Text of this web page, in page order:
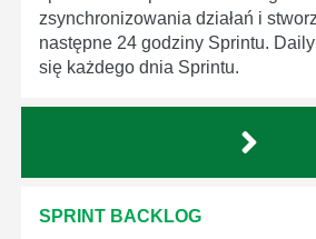
zsynchronizowania działań i
następne 24 godziny Sprintu.
się każdego dnia Sprintu.
SPRINT BACKLOG